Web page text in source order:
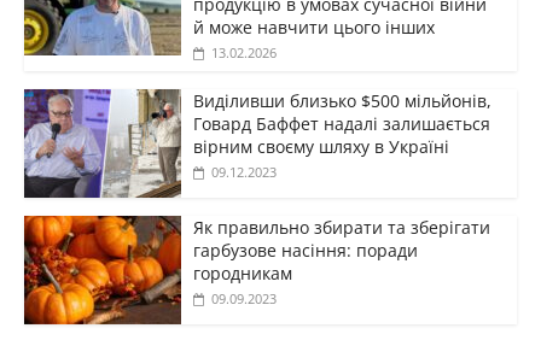
й може навчити цього інших
13.02.2026
Виділивши близько $500 мільйонів,
Говард Баффет надалі залишається
вірним своєму шляху в Україні
09.12.2023
Як правильно збирати та зберігати
гарбузове насіння: поради
городникам
09.09.2023